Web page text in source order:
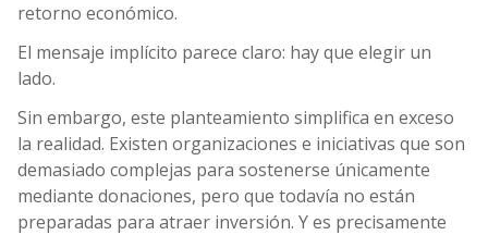
retorno económico.
El mensaje implícito parece claro: hay que elegir un
lado.
Sin embargo, este planteamiento simplifica en exceso
la realidad. Existen organizaciones e iniciativas que son
demasiado complejas para sostenerse únicamente
mediante donaciones, pero que todavía no están
preparadas para atraer inversión. Y es precisamente